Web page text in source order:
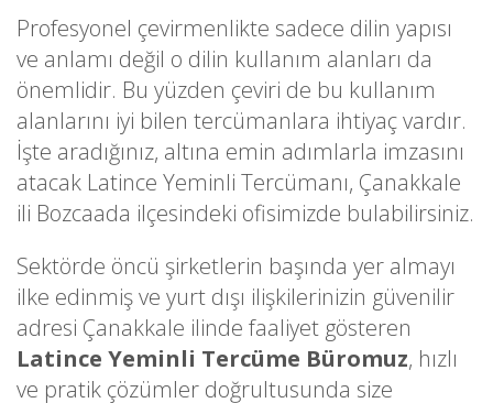
Profesyonel çevirmenlikte sadece dilin yapısı
ve anlamı değil o dilin kullanım alanları da
önemlidir. Bu yüzden çeviri de bu kullanım
alanlarını iyi bilen tercümanlara ihtiyaç vardır.
İşte aradığınız, altına emin adımlarla imzasını
atacak Latince Yeminli Tercümanı, Çanakkale
ili Bozcaada ilçesindeki ofisimizde bulabilirsiniz.
Sektörde öncü şirketlerin başında yer almayı
ilke edinmiş ve yurt dışı ilişkilerinizin güvenilir
adresi Çanakkale ilinde faaliyet gösteren
Latince Yeminli Tercüme Büromuz, hızlı
ve pratik çözümler doğrultusunda size